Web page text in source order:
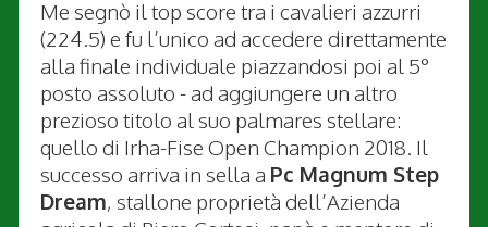
Me segnò il top score tra i cavalieri azzurri
(224.5) e fu l’unico ad accedere direttamente
alla finale individuale piazzandosi poi al 5°
posto assoluto - ad aggiungere un altro
prezioso titolo al suo palmares stellare:
quello di Irha-Fise Open Champion 2018. Il
successo arriva in sella a Pc Magnum Step
Dream, stallone proprietà dell’Azienda